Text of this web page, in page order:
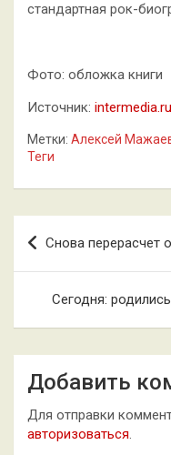
стандартная рок-
Фото: обложка книги
Источник: intermedia.ru
Метки: Алексей
Теги
Навигация
по
записям
Снова перерасчет
Сегодня:
Добавить
Для отправки
авторизоваться.